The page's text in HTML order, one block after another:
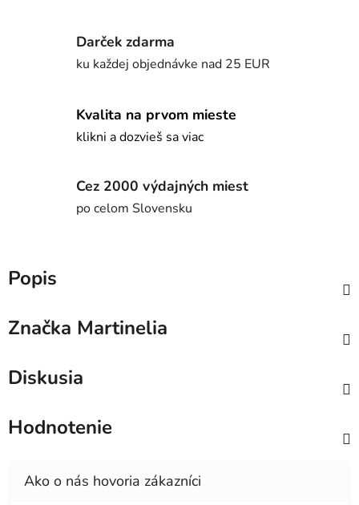
Darček zdarma
ku každej objednávke nad 25 EUR
Kvalita na prvom mieste
klikni a dozvieš sa viac
Cez 2000 výdajných miest
po celom Slovensku
Popis
Značka Martinelia
Diskusia
Hodnotenie